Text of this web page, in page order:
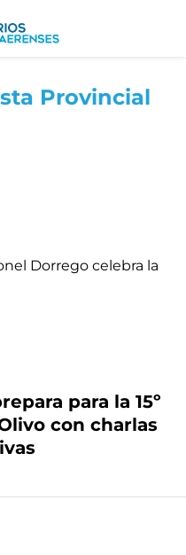
Provincial
para la 15º
con charlas